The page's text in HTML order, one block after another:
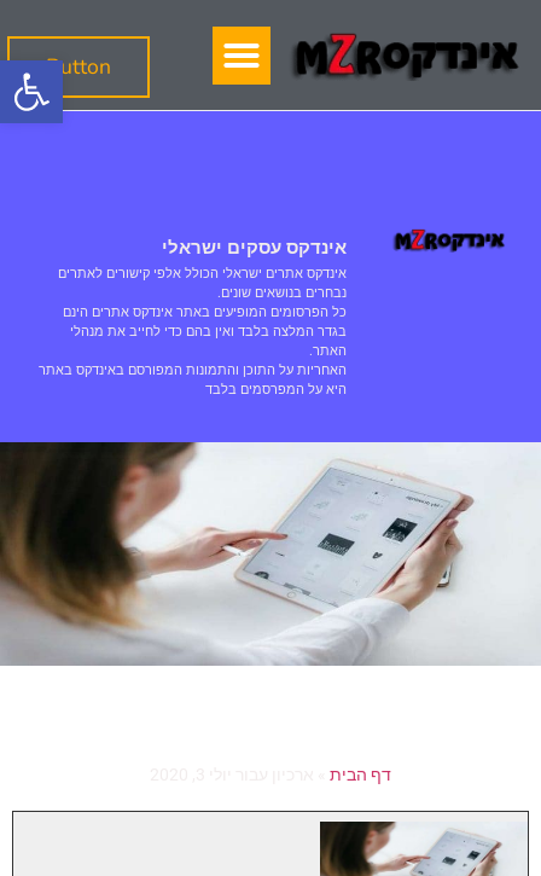
Button
אינדקס עסקים ישראלי
אינדקס אתרים ישראלי הכולל אלפי קישורים לאתרים
נבחרים בנושאים שונים.
כל הפרסומים המופיעים באתר אינדקס אתרים הינם
בגדר המלצה בלבד ואין בהם כדי לחייב את מנהלי
האתר.
האחריות על התוכן והתמונות המפורסם באינדקס באתר
היא על המפרסמים בלבד
דף הבית